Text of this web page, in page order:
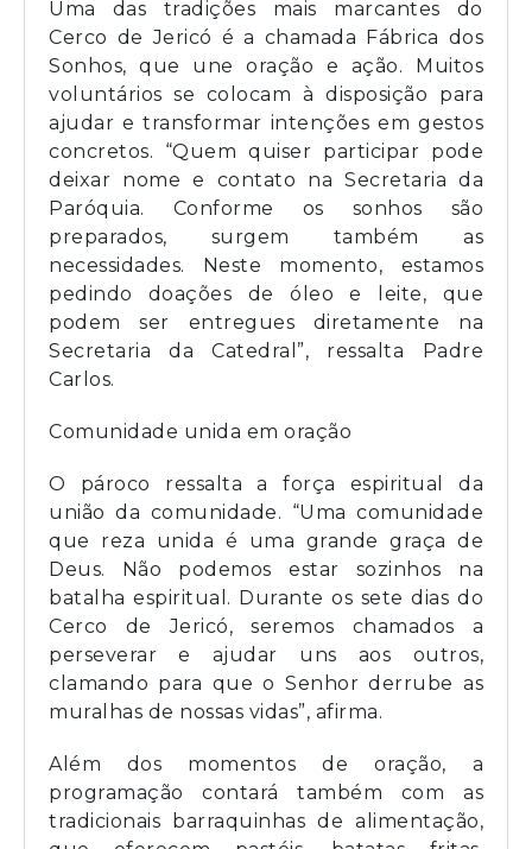
Uma das tradições mais marcantes do
Cerco de Jericó é a chamada Fábrica dos
Sonhos, que une oração e ação. Muitos
voluntários se colocam à disposição para
ajudar e transformar intenções em gestos
concretos. “Quem quiser participar pode
deixar nome e contato na Secretaria da
Paróquia. Conforme os sonhos são
preparados, surgem também as
necessidades. Neste momento, estamos
pedindo doações de óleo e leite, que
podem ser entregues diretamente na
Secretaria da Catedral”, ressalta Padre
Carlos.
Comunidade unida em oração
O pároco ressalta a força espiritual da
união da comunidade. “Uma comunidade
que reza unida é uma grande graça de
Deus. Não podemos estar sozinhos na
batalha espiritual. Durante os sete dias do
Cerco de Jericó, seremos chamados a
perseverar e ajudar uns aos outros,
clamando para que o Senhor derrube as
muralhas de nossas vidas”, afirma.
Além dos momentos de oração, a
programação contará também com as
tradicionais barraquinhas de alimentação,